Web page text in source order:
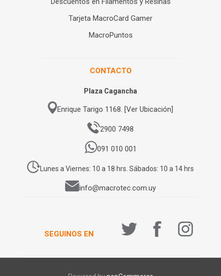
Tarjeta MacroCard Gamer
MacroPuntos
CONTACTO
Plaza Cagancha
Enrique Tarigo 1168. [Ver Ubicación]
2900 7498
091 010 001
Lunes a Viernes: 10 a 18 hrs. Sábados: 10 a 14 hrs
info@macrotec.com.uy
SEGUINOS EN